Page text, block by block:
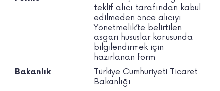
teklif alıcı tarafından kabul
edilmeden önce alıcıyı
Yönetmelik’te belirtilen
asgari hususlar konusunda
bilgilendirmek için
hazırlanan form
Bakanlık
Türkiye Cumhuriyeti Ticaret
Bakanlığı